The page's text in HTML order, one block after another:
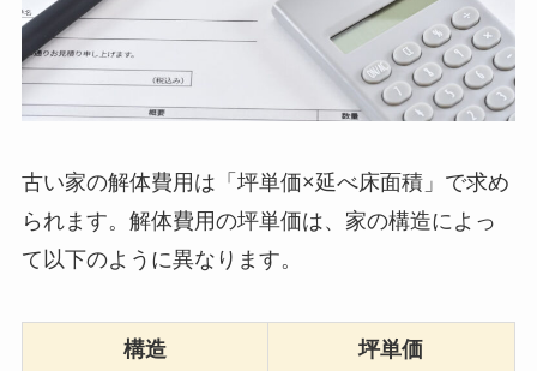
古い家の解体費用は「坪単価×延べ床面積」で求め
られます。解体費用の坪単価は、家の構造によっ
て以下のように異なります。
構造 坪単価